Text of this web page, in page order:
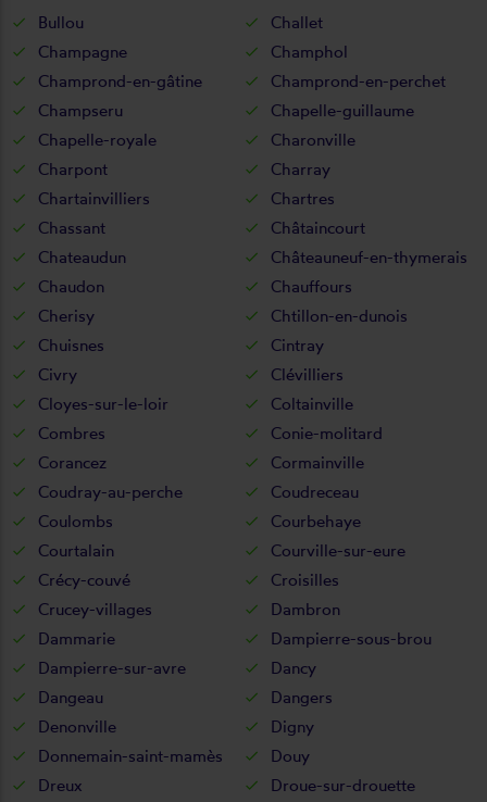
Bullou
Challet
Champagne
Champhol
Champrond-en-gâtine
Champrond-en-perchet
Champseru
Chapelle-guillaume
Chapelle-royale
Charonville
Charpont
Charray
Chartainvilliers
Chartres
Chassant
Châtaincourt
Chateaudun
Châteauneuf-en-thymerais
Chaudon
Chauffours
Cherisy
Chtillon-en-dunois
Chuisnes
Cintray
Civry
Clévilliers
Cloyes-sur-le-loir
Coltainville
Combres
Conie-molitard
Corancez
Cormainville
Coudray-au-perche
Coudreceau
Coulombs
Courbehaye
Courtalain
Courville-sur-eure
Crécy-couvé
Croisilles
Crucey-villages
Dambron
Dammarie
Dampierre-sous-brou
Dampierre-sur-avre
Dancy
Dangeau
Dangers
Denonville
Digny
Donnemain-saint-mamès
Douy
Dreux
Droue-sur-drouette